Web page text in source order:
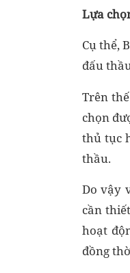
Lựa
Cụ thể,
đấu
Trên
chọn
thủ tục
thầu.
Do vậy
cần
hoạt
đồng